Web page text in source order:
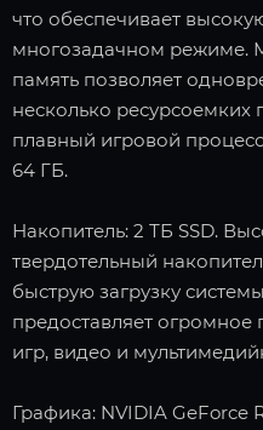
что обеспечивает
многозадачном режиме.
память позволяет
несколько
плавный игровой
64 ГБ.
Накопитель: 2 ТБ SSD.
твердотельный
быструю загрузку
предоставляет огромное
игр, видео и
Графика: NVIDIA GeForce